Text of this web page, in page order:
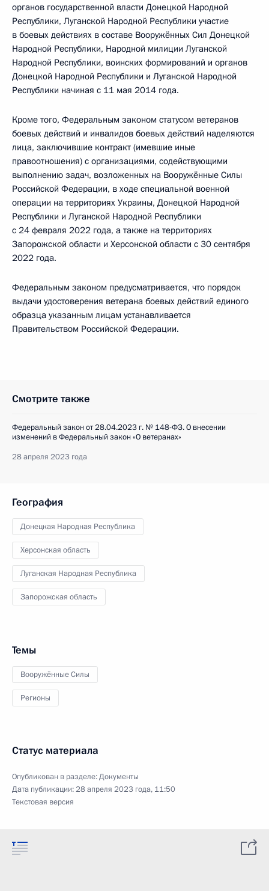
органов государственной власти Донецкой Народной
Республики, Луганской Народной Республики участие
в боевых действиях в составе Вооружённых Сил Донецкой
Народной Республики, Народной милиции Луганской
Народной Республики, воинских формирований и органов
Донецкой Народной Республики и Луганской Народной
Республики начиная с 11 мая 2014 года.
Кроме того, Федеральным законом статусом ветеранов
боевых действий и инвалидов боевых действий наделяются
лица, заключившие контракт (имевшие иные
правоотношения) с организациями, содействующими
выполнению задач, возложенных на Вооружённые Силы
Российской Федерации, в ходе специальной военной
операции на территориях Украины, Донецкой Народной
Республики и Луганской Народной Республики
с 24 февраля 2022 года, а также на территориях
Запорожской области и Херсонской области с 30 сентября
2022 года.
Федеральным законом предусматривается, что порядок
выдачи удостоверения ветерана боевых действий единого
образца указанным лицам устанавливается
Правительством Российской Федерации.
Смотрите также
Федеральный закон от 28.04.2023 г. № 148-ФЗ. О внесении
изменений в Федеральный закон «О ветеранах»
28 апреля 2023 года
География
Донецкая Народная Республика
Херсонская область
Луганская Народная Республика
Запорожская область
Темы
Вооружённые Силы
Регионы
Статус материала
Опубликован в разделе:Документы
Дата публикации:28 апреля 2023 года, 11:50
Текстовая версия